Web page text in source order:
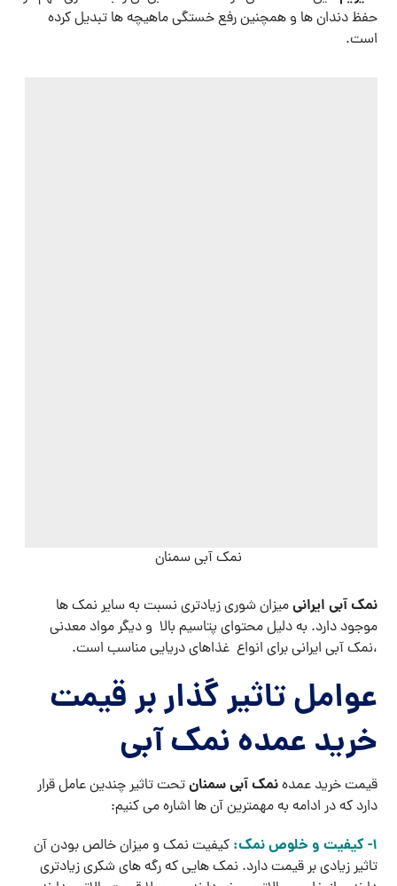
حفظ دندان ها و همچنین رفع خستگی ماهیچه ها تبدیل کرده
است.
نمک آبی سمنان
نمک آبی ایرانیمیزان شوری زیادتری نسبت به سایر نمک ها
موجود دارد. به دلیل محتوای پتاسیم بالا و دیگر مواد معدنی
،نمک آبی ایرانی برای انواع غذاهای دریایی مناسب است.
عوامل تاثیر گذار بر قیمت
خرید عمده نمک آبی
قیمت خرید عمدهنمک آبی سمنانتحت تاثیر چندین عامل قرار
دارد که در ادامه به مهمترین آن‌ ها اشاره می ‌کنیم:
1- کیفیت و خلوص نمک:
کیفیت نمک و میزان خالص بودن آن
تاثیر زیادی بر قیمت دارد. نمک‌ هایی که رگه‌ های شکری زیادتری